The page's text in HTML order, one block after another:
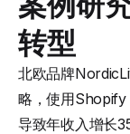
转型
北欧品牌
略，使用Shopify
导致年收入增长